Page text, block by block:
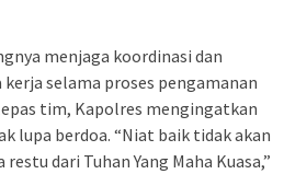
menjaga koordinasi dan
selama proses pengamanan
tim, Kapolres mengingatkan
lupa berdoa. “Niat baik tidak akan
dari Tuhan Yang Maha Kuasa,”